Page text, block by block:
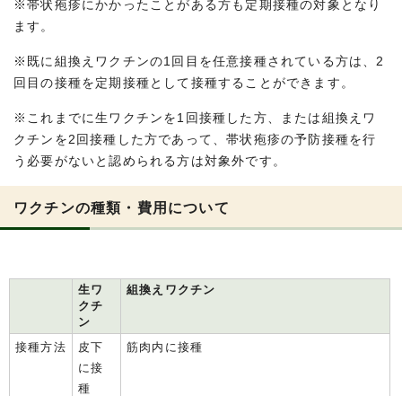
※帯状疱疹にかかったことがある方も定期接種の対象となり
ます。
※既に組換えワクチンの1回目を任意接種されている方は、2
回目の接種を定期接種として接種することができます。
※これまでに生ワクチンを1回接種した方、または組換えワ
クチンを2回接種した方であって、帯状疱疹の予防接種を行
う必要がないと認められる方は対象外です。
ワクチンの種類・費用について
生ワ
クチ
ン
組換えワクチン
接種方法
皮下
に接
種
筋肉内に接種